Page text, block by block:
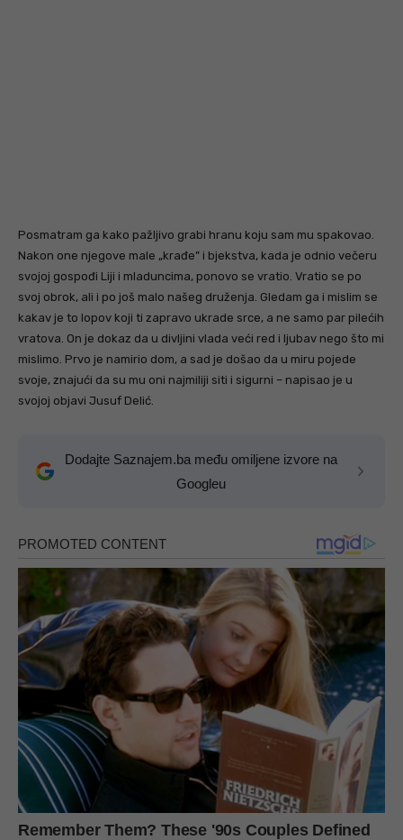
Posmatram ga kako pažljivo grabi hranu koju sam mu spakovao.
Nakon one njegove male „krađe” i bjekstva, kada je odnio večeru
svojoj gospođi Liji i mladuncima, ponovo se vratio. Vratio se po
svoj obrok, ali i po još malo našeg druženja. Gledam ga i mislim se
kakav je to lopov koji ti zapravo ukrade srce, a ne samo par pilećih
vratova. On je dokaz da u divljini vlada veći red i ljubav nego što mi
mislimo. Prvo je namirio dom, a sad je došao da u miru pojede
svoje, znajući da su mu oni najmiliji siti i sigurni – napisao je u
svojoj objavi Jusuf Delić.
Dodajte Saznajem.ba među omiljene izvore na
Googleu